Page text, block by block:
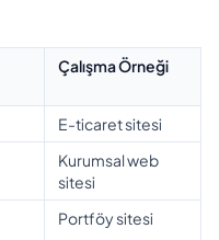
Çalışma Örneği
E-ticaret sitesi
Kurumsal web
sitesi
Portföy sitesi